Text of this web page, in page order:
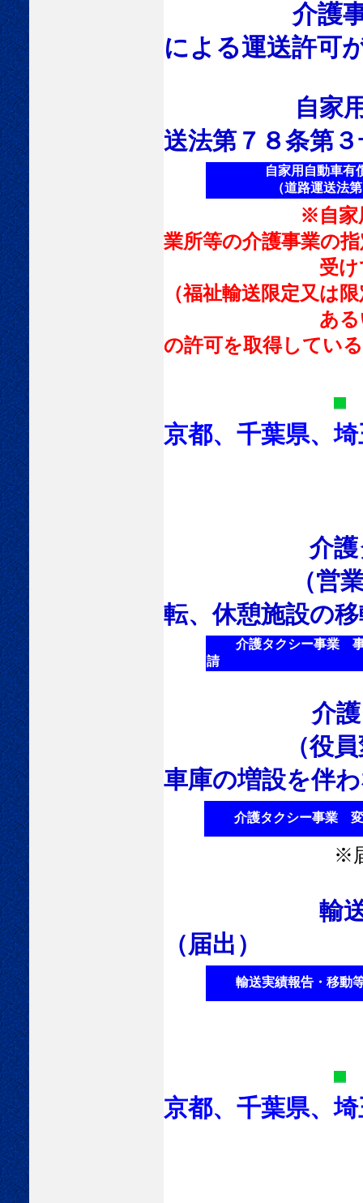
介護事
による運送許可
自家
送法第７８条第
自家用自動車有
（道路運送法第７
※自家用自動車
業所等の介護事業の
受けており、
（福祉輸送限定又は
あるいは同法
の許可を取得してい
京都、千葉県、
介護タクシ
（営
転、休憩施設の
介護タクシー事業 事
請
介護タ
（役員変更
車庫の増設を伴
介護タクシー事業 変
※
輸送
（届出）
輸送実績報告・移動
京都、千葉県、